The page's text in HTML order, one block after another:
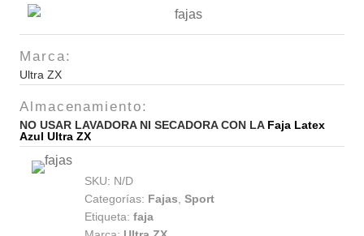
Ultra
ganchos
cantidad
Marca:
Ultra ZX
Almacenamiento:
NO USAR LAVADORA NI SECADORA CON LA Faja Latex
Azul Ultra ZX
SKU: N/D
Categorías: Fajas Sport
Etiqueta: faja